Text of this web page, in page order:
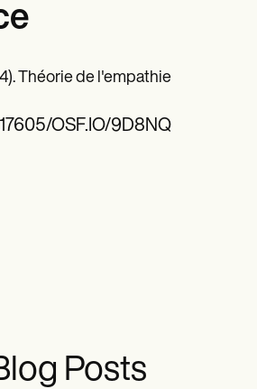
Théorie de l'empathie
OSF.IO/9D8NQ
Posts